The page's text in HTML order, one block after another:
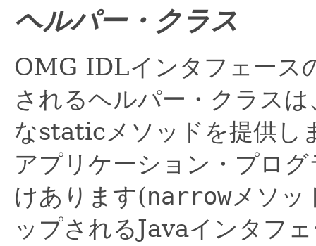
ヘルパー・クラス
OMG IDLインタフェース
されるヘルパー・クラス
なstaticメソッドを提供し
アプリケーション・プロ
けあります(narrowメソッ
ップされるJavaインタフ